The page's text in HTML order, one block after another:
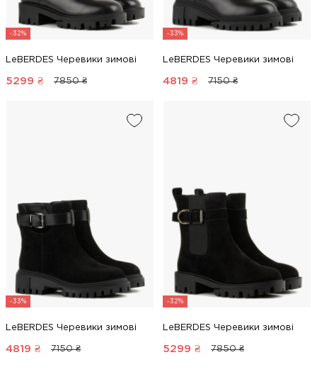
-32%
LeBERDES Черевики зимові
5299 ₴ 7850 ₴
-33%
LeBERDES Черевики зимові
4819 ₴ 7150 ₴
-33%
LeBERDES Черевики зимові
4819 ₴ 7150 ₴
-32%
LeBERDES Черевики зимові
5299 ₴ 7850 ₴